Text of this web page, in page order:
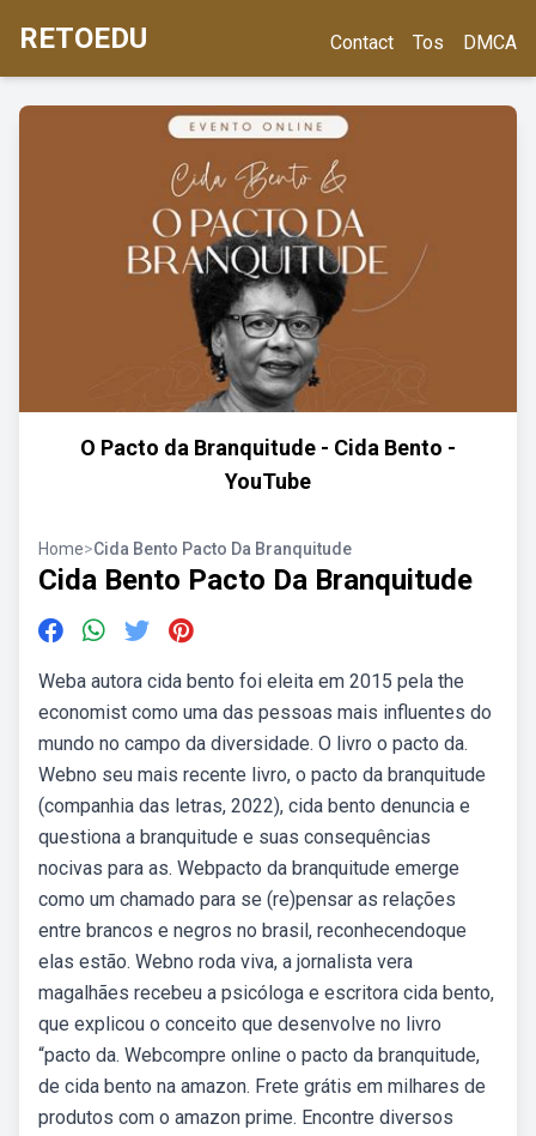
RETOEDU Contact Tos DMCA
O Pacto da Branquitude - Cida Bento -
YouTube
Home>Cida Bento Pacto Da Branquitude
Cida Bento Pacto Da Branquitude
Weba autora cida bento foi eleita em 2015 pela the
economist como uma das pessoas mais influentes do
mundo no campo da diversidade. O livro o pacto da.
Webno seu mais recente livro, o pacto da branquitude
(companhia das letras, 2022), cida bento denuncia e
questiona a branquitude e suas consequências
nocivas para as. Webpacto da branquitude emerge
como um chamado para se (re)pensar as relações
entre brancos e negros no brasil, reconhecendoque
elas estão. Webno roda viva, a jornalista vera
magalhães recebeu a psicóloga e escritora cida bento,
que explicou o conceito que desenvolve no livro
“pacto da. Webcompre online o pacto da branquitude,
de cida bento na amazon. Frete grátis em milhares de
produtos com o amazon prime. Encontre diversos